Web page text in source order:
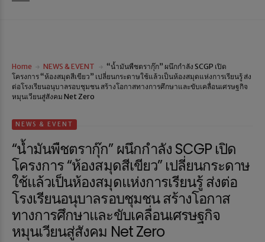
Home NEWS & EVENT
“น้ำมันพืชตรากุ๊ก” ผนึกกำลัง SCGP เปิด
โครงการ “ห้องสมุดสีเขียว” เปลี่ยนกระดาษใช้แล้วเป็นห้องสมุดแห่งการเรียนรู้ ส่ง
ต่อโรงเรียนอนุบาลรอบชุมชน สร้างโอกาสทางการศึกษาและขับเคลื่อนเศรษฐกิจ
หมุนเวียนสู่สังคม Net Zero
NEWS & EVENT
“น้ำมันพืชตรากุ๊ก” ผนึกกำลัง SCGP เปิด
โครงการ “ห้องสมุดสีเขียว” เปลี่ยนกระดาษ
ใช้แล้วเป็นห้องสมุดแห่งการเรียนรู้ ส่งต่อ
โรงเรียนอนุบาลรอบชุมชน สร้างโอกาส
ทางการศึกษาและขับเคลื่อนเศรษฐกิจ
หมุนเวียนสู่สังคม Net Zero